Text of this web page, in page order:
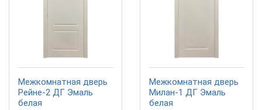
Межкомнатная дверь
Рейне-2 ДГ Эмаль
белая
Межкомнатная дверь
Милан-1 ДГ Эмаль
белая